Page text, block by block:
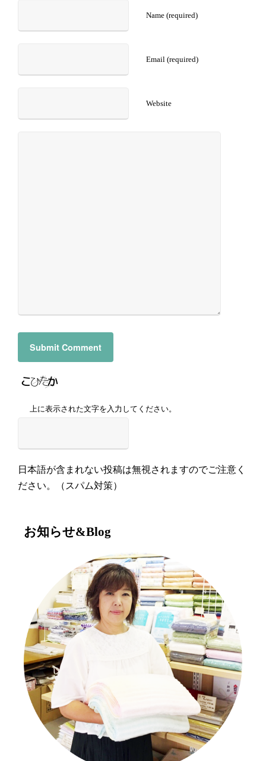
Name (required)
Email (required)
Website
上に表示された文字を入力してください。
日本語が含まれない投稿は無視されますのでご注意く
ださい。（スパム対策）
お知らせ&Blog